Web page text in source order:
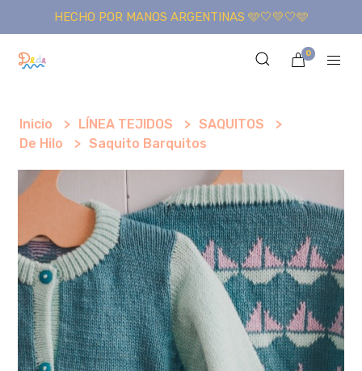
HECHO POR MANOS ARGENTINAS 🩵🤍💛🤍🩵
0
Inicio LÍNEA TEJIDOS
SAQUITOS
De Hilo
Saquito Barquitos